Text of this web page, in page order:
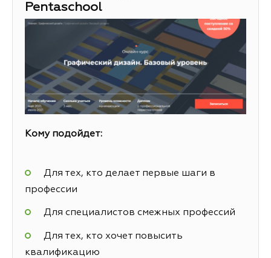
Pentaschool
Кому подойдет:
Для тех, кто делает первые шаги в
профессии
Для специалистов смежных профессий
Для тех, кто хочет повысить
квалификацию